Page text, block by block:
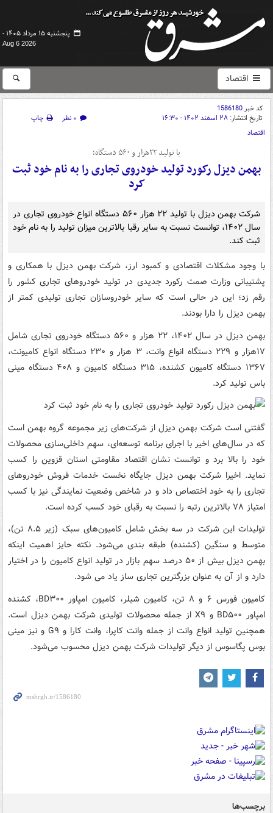
پنجشنبه ۱۵ مرداد ۱۴۰۵ -
Aug 6 2026
اقتصاد
کد خبر1586180
تاریخ انتشار: ۲۸ اسفند ۱۴۰۲ - ۱۶:۳۰ ۰ نظر
چاپ
اقتصاد
با تولید ۲۲هزار و ۵۶۰ دستگاه؛
بهمن دیزل رکورد تولید خودروی تجاری را به نام خود ثبت
کرد
شرکت بهمن دیزل با تولید ۲۲ هزار ۵۶۰ دستگاه انواع خودروی تجاری در
سال ۱۴۰۲، توانست نسبت به سایر رقبا بالاترین میزان تولید را به نام خود
ثبت کند.
با وجود مشکلات اقتصادی و کمبود ارز، شرکت بهمن دیزل با همکاری و
پشتیبانی وزارت صمت رکورد جدیدی در تولید خودروهای تجاری کشور را
رقم زد؛ این در حالی است که سایر خودروسازان تجاری تولیدی کمتر از
بهمن دیزل را دارا بودند.
بهمن دیزل در سال ۱۴۰۲، ۲۲ هزار و ۵۶۰ دستگاه خودروی تجاری شامل
۱۷هزار و ۲۲۹ دستگاه انواع وانت، ۳ هزار و ۲۳۰ دستگاه انواع کامیونت،
۱۳۶۷ دستگاه کامیون کشنده، ۳۱۵ دستگاه کامیون و ۴۰۸ دستگاه مینی
باس تولید کرد.
گفتنی است شرکت بهمن دیزل از شرکت‌های زیر مجموعه گروه بهمن است
که در سال‌های اخیر با اجرای برنامه توسعه‌ای، سهم داخلی‌سازی محصولات
خود را بالا برد و توانست نشان اقتصاد مقاومتی استان قزوین را کسب
نماید. اخیرا شرکت بهمن دیزل جایگاه نخست خدمات فروش خودروهای
تجاری را به خود اختصاص داد و در شاخص وضعیت نمایندگی نیز با کسب
امتیاز ۷۸ بالاترین رتبه را نسبت به رقبای خود کسب کرده است.
تولیدات این شرکت در سه بخش شامل کامیون‌های سبک (زیر ۸.۵ تن)،
متوسط و سنگین (کشنده) طبقه بندی می‌شود. نکته حایز اهمیت اینکه
بهمن دیزل بیش از ۵۰ درصد سهم بازار در تولید انواع کامیون‌ را در اختیار
دارد و از آن به عنوان بزرگترین تجاری ساز یاد می شود.
کامیون فورس ۶ و ۸ تن، کامیون شیلر، کامیون امپاور BD۳۰۰، کشنده
امپاور BD۵۰۰ و X۹ از جمله محصولات تولیدی شرکت بهمن دیزل است.
همچنین تولید انواع وانت از جمله وانت کاپرا، وانت کارا و G۹ و نیز مینی
بوس پگاسوس از دیگر تولیدات شرکت بهمن دیزل محسوب می‌شود.
برچسب‌ها